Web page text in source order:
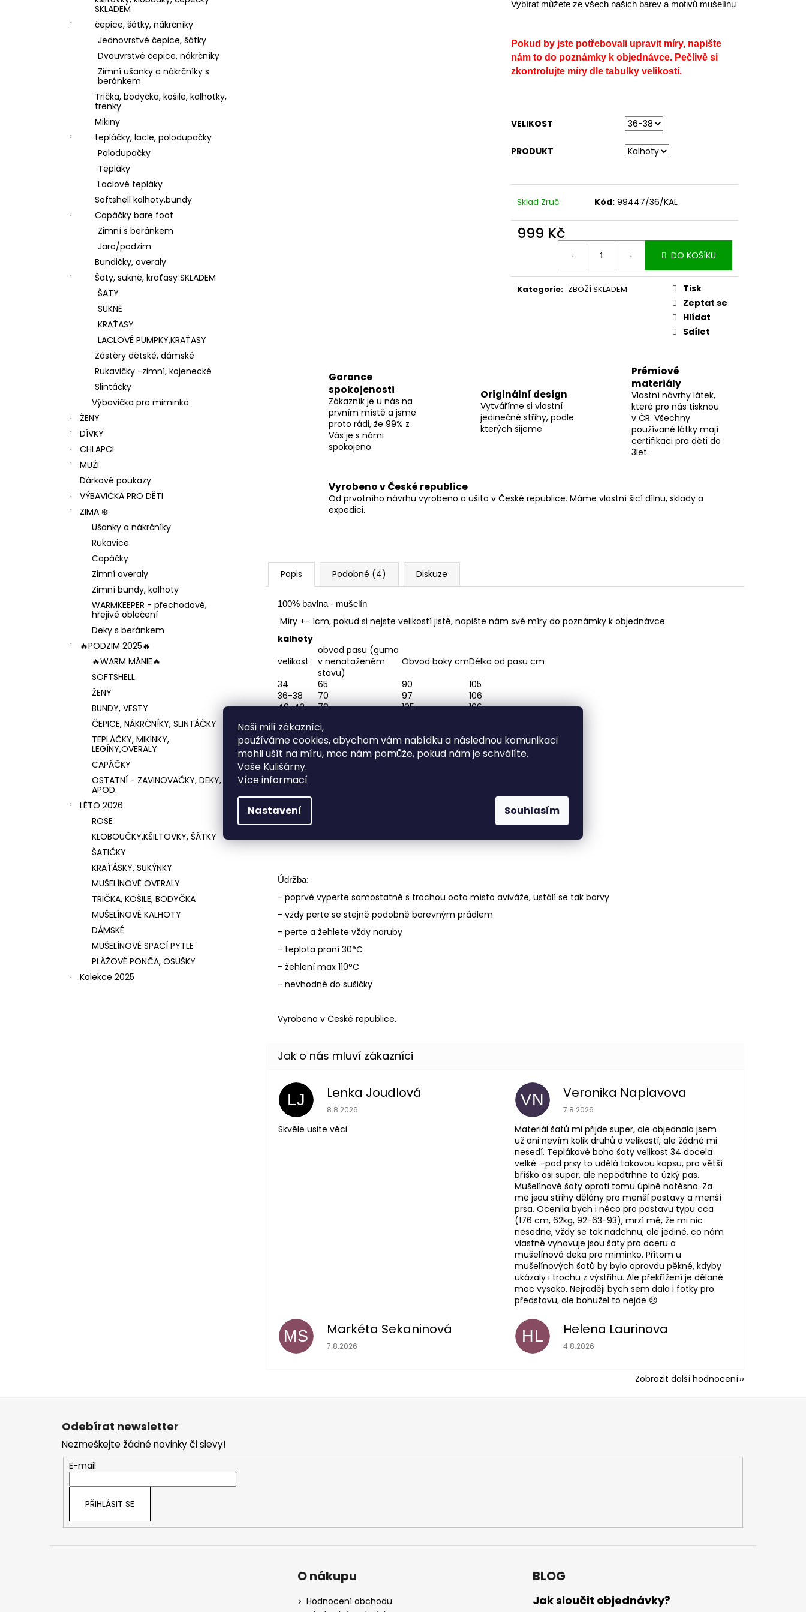
Naši milí zákazníci,
používáme cookies, abychom vám nabídku a následnou komunikaci
mohli ušít na míru, moc nám pomůže, pokud nám je schválíte.
Vaše Kulišárny.
Více informací
Nastavení Souhlasím
SKLADEM
čepice, šátky, nákrčníky
Jednovrstvé čepice, šátky
Dvouvrstvé čepice, nákrčníky
Zimní ušanky a nákrčníky s
beránkem
Trička, bodyčka, košile, kalhotky,
trenky
Mikiny
tepláčky, lacle, polodupačky
Polodupačky
Tepláky
Laclové tepláky
Softshell kalhoty,bundy
Capáčky bare foot
Zimní s beránkem
Jaro/podzim
Bundičky, overaly
Šaty, sukně, kraťasy SKLADEM
ŠATY
SUKNĚ
KRAŤASY
LACLOVÉ PUMPKY,KRAŤASY
Zástěry dětské, dámské
Rukavičky -zimní, kojenecké
Slintáčky
Výbavička pro miminko
ŽENY
DÍVKY
CHLAPCI
MUŽI
Dárkové poukazy
VÝBAVIČKA PRO DĚTI
ZIMA ❄️
Ušanky a nákrčníky
Rukavice
Capáčky
Zimní overaly
Zimní bundy, kalhoty
WARMKEEPER - přechodové,
hřejivé oblečení
Deky s beránkem
🔥PODZIM 2025🔥
🔥WARM MÁNIE🔥
SOFTSHELL
ŽENY
BUNDY, VESTY
ČEPICE, NÁKRČNÍKY, SLINTÁČKY
TEPLÁČKY, MIKINKY,
LEGÍNY,OVERALY
CAPÁČKY
OSTATNÍ - ZAVINOVAČKY, DEKY,
APOD.
LÉTO 2026
ROSE
KLOBOUČKY,KŠILTOVKY, ŠÁTKY
ŠATIČKY
KRAŤÁSKY, SUKÝNKY
MUŠELÍNOVÉ OVERALY
TRIČKA, KOŠILE, BODYČKA
MUŠELÍNOVÉ KALHOTY
DÁMSKÉ
MUŠELÍNOVÉ SPACÍ PYTLE
PLÁŽOVÉ PONČA, OSUŠKY
Kolekce 2025
Vybírat můžete ze všech našich barev a motivů mušelínu
Pokud by jste potřebovali upravit míry, napište
nám to do poznámky k objednávce. Pečlivě si
zkontrolujte míry dle tabulky velikostí.
VELIKOST
PRODUKT
Sklad Zruč Kód: 99447/36/KAL
999 Kč
DO KOŠÍKU
Kategorie: ZBOŽÍ SKLADEM
Tisk
Zeptat se
Hlídat
Sdílet
Garance
spokojenosti
Zákazník je u nás na
prvním místě a jsme
proto rádi, že 99% z
Vás je s námi
spokojeno
Originální design
Vytváříme si vlastní
jedinečné střihy, podle
kterých šijeme
Prémiové
materiály
Vlastní návrhy látek,
které pro nás tisknou
v ČR. Všechny
používané látky mají
certifikaci pro děti do
3let.
Vyrobeno v České republice
Od prvotního návrhu vyrobeno a ušito v České republice. Máme vlastní šicí dílnu, sklady a
expedici.
Popis Podobné (4) Diskuze
100% bavlna - mušelín
Míry +- 1cm, pokud si nejste velikostí jisté, napište nám své míry do poznámky k objednávce
kalhoty
velikost
obvod pasu (guma
v nenataženém
stavu)
Obvod boky cmDélka od pasu cm
34
65 90
105
36-38
70 97
106
40-42
78 105
106
48-50
96
MIKINA
velikost
celková délka
34
36-38
44-46
48-50
Údržba:
- poprvé vyperte samostatně s trochou octa místo aviváže, ustálí se tak barvy
- vždy perte se stejně podobně barevným prádlem
- perte a žehlete vždy naruby
- teplota praní 30°C
- žehlení max 110°C
- nevhodné do sušičky
Vyrobeno v České republice.
LJ Lenka Joudlová
Hodnocení obchodu je 5 z 5 hvězdiček.
8.8.2026
Skvěle usite věci
VN Veronika Naplavova
Hodnocení obchodu je 4 z 5 hvězdiček.
7.8.2026
Materiál šatů mi přijde super, ale objednala jsem
už ani nevím kolik druhů a velikostí, ale žádné mi
nesedí. Teplákové boho šaty velikost 34 docela
velké. -pod prsy to udělá takovou kapsu, pro větší
bříško asi super, ale nepodtrhne to úzký pas.
Mušelínové šaty oproti tomu úplně natěsno. Za
mě jsou střihy dělány pro menší postavy a menší
prsa. Ocenila bych i něco pro postavu typu cca
(176 cm, 62kg, 92-63-93), mrzí mě, že mi nic
nesedne, vždy se tak nadchnu, ale jediné, co nám
vlastně vyhovuje jsou šaty pro dceru a
mušelínová deka pro miminko. Přitom u
mušelínových šatů by bylo opravdu pěkné, kdyby
ukázaly i trochu z výstřihu. Ale překřížení je dělané
moc vysoko. Nejraději bych sem dala i fotky pro
představu, ale bohužel to nejde ☹️
MS Markéta Sekaninová
Hodnocení obchodu je 5 z 5 hvězdiček.
7.8.2026
HL Helena Laurinova
Hodnocení obchodu je 5 z 5 hvězdiček.
4.8.2026
Zobrazit další hodnocení
1 199 Kč
Z
Odebírat newsletter
Nezmeškejte žádné novinky či slevy!
E-mail
PŘIHLÁSIT SE
O nákupu
Hodnocení obchodu
BLOG
Jak sloučit objednávky?